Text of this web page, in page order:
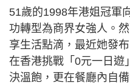
51歲的1998年港姐冠軍
功轉型為商界女強人。
享生活點滴，最近她發
在香港挑戰「0元一日遊
決溫飽，更在餐廳內自